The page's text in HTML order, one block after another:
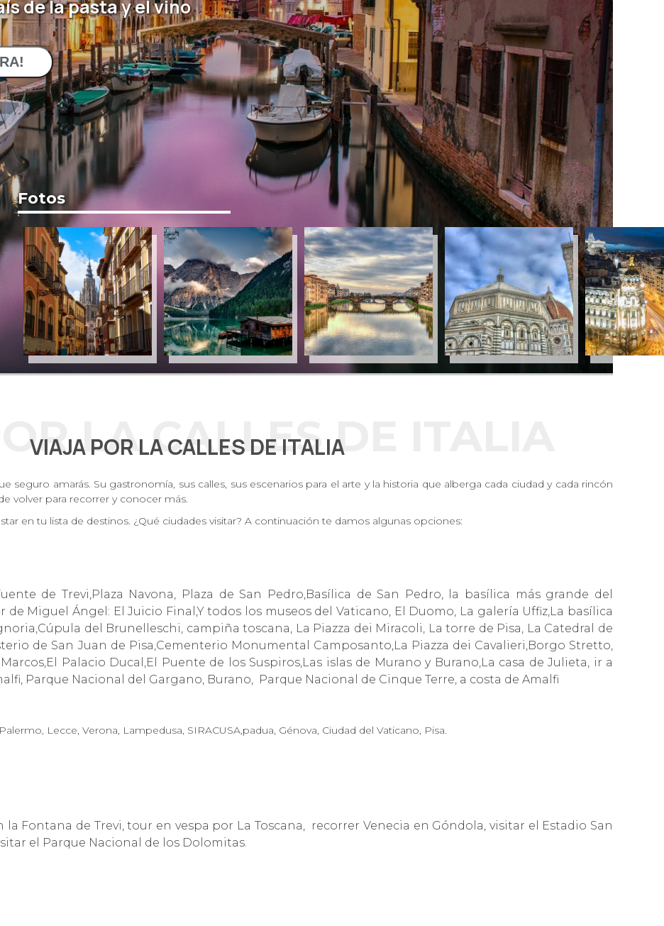
de la pasta y el vino
LA CALLES DE ITALIA
VIAJA POR LA CALLES DE ITALIA
seguro amarás. Su gastronomía, sus calles, sus escenarios para el arte y la historia que alberga cada ciudad y cada rincón
volver para recorrer y conocer más.
en tu lista de destinos. ¿Qué ciudades visitar? A continuación te damos algunas opciones:
de Trevi,Plaza Navona, Plaza de San Pedro,Basílica de San Pedro, la basílica más grande del
Miguel Ángel: El Juicio Final,Y todos los museos del Vaticano, El Duomo, La galería Uffiz,La basílica
del Brunelleschi, campiña toscana, La Piazza dei Miracoli, La torre de Pisa, La Catedral de
de San Juan de Pisa,Cementerio Monumental Camposanto,La Piazza dei Cavalieri,Borgo Stretto,
Palacio Ducal,El Puente de los Suspiros,Las islas de Murano y Burano,La casa de Julieta, ir a
Parque Nacional del Gargano, Burano, Parque Nacional de Cinque Terre, a costa de Amalfi
Lecce, Verona, Lampedusa, SIRACUSA,padua, Génova, Ciudad del Vaticano, Pisa.
Fontana de Trevi, tour en vespa por La Toscana, recorrer Venecia en Góndola, visitar el Estadio San
el Parque Nacional de los Dolomitas.